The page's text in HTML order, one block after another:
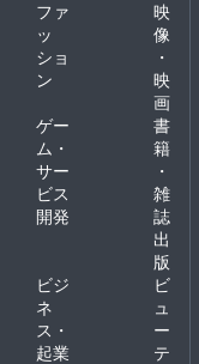
ファ
ッ
ショ
ン
映
像
・
映
画
ゲー
ム・
サー
ビス
開発
書
籍
・
雑
誌
出
版
ビジ
ネ
ス・
起業
ビ
ュ
ー
テ